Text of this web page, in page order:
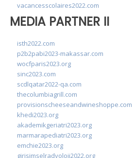
vacancesscolaires2022.com
MEDIA PARTNER II
isth2022.com
p2b2pabi2023-makassar.com
wocfparis2023.org
sinc2023.com
scdlqatar2022-qa.com
thecolumbiagrill.com
provisionscheeseandwineshoppe.com
khedi2023.org
akademikgeriatri2023.org
marmarapediatri2023.org
emchie2023.org
girisimselradyoloji2022.org